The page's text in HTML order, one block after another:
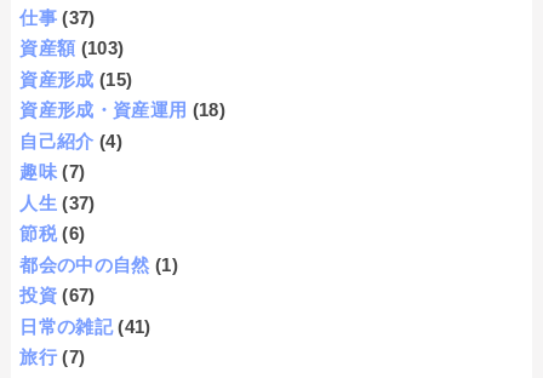
仕事 (37)
資産額 (103)
資産形成 (15)
資産形成・資産運用 (18)
自己紹介 (4)
趣味 (7)
人生 (37)
節税 (6)
都会の中の自然 (1)
投資 (67)
日常の雑記 (41)
旅行 (7)